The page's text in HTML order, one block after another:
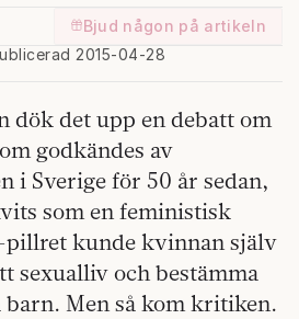
Bjud någon på artikeln
2015-04-28
dök det upp en debatt om
godkändes av
i Sverige för 50 år sedan,
som en feministisk
pillret kunde kvinnan själv
sexualliv och bestämma
Men så kom kritiken.